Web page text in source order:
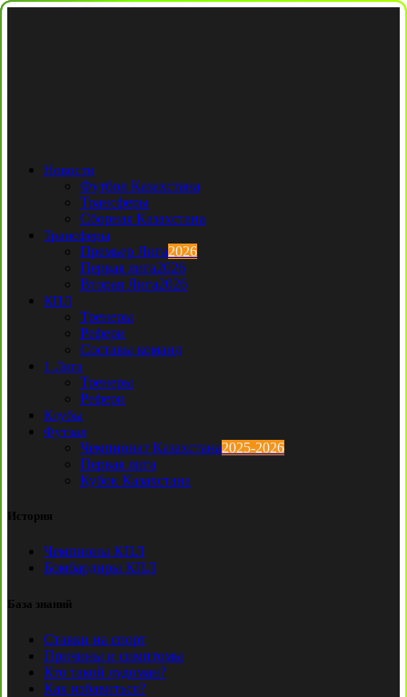
Новости
Футбол Казахстана
Трансферы
Сборная Казахстана
Трансферы
Премьер Лига2026
Первая лига2026
Вторая Лига2026
КПЛ
Тренеры
Рефери
Составы команд
1 Лига
Тренеры
Рефери
Клубы
Футзал
Чемпионат Казахстана2025-2026
Первая лига
Кубок Казахстана
История
Чемпионы КПЛ
Бомбардиры КПЛ
База знаний
Ставки на спорт
Причины и симптомы
Кто такой лудоман?
Как избавиться?